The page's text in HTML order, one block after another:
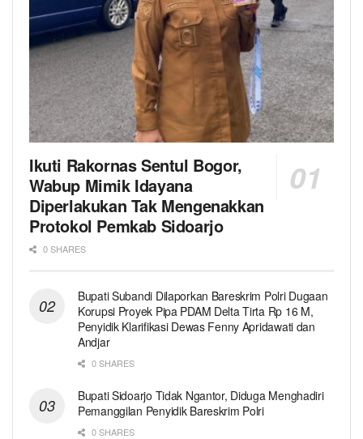
Ikuti Rakornas Sentul Bogor,
Wabup Mimik Idayana
Diperlakukan Tak Mengenakkan
Protokol Pemkab Sidoarjo
0 SHARES
Bupati Subandi Dilaporkan Bareskrim Polri Dugaan
Korupsi Proyek Pipa PDAM Delta Tirta Rp 16 M,
Penyidik Klarifikasi Dewas Fenny Apridawati dan
Andjar
0 SHARES
Bupati Sidoarjo Tidak Ngantor, Diduga Menghadiri
Pemanggilan Penyidik Bareskrim Polri
0 SHARES